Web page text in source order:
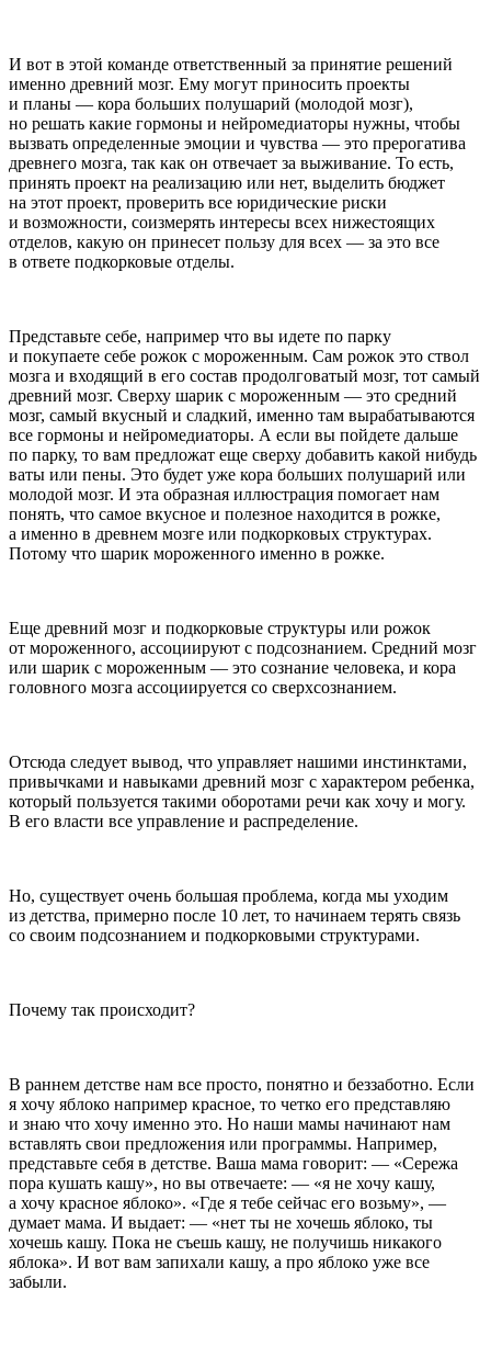
И вот в этой команде ответственный за принятие решений
именно древний мозг. Ему могут приносить проекты
и планы — кора больших полушарий (молодой мозг),
но решать какие гормоны и нейромедиаторы нужны, чтобы
вызвать определенные эмоции и чувства — это прерогатива
древнего мозга, так как он отвечает за выживание. То есть,
принять проект на реализацию или нет, выделить бюджет
на этот проект, проверить все юридические риски
и возможности, соизмерять интересы всех нижестоящих
отделов, какую он принесет пользу для всех — за это все
в ответе подкорковые отделы.
Представьте себе, например что вы идете по парку
и покупаете себе рожок с мороженным. Сам рожок это ствол
мозга и входящий в его состав продолговатый мозг, тот самый
древний мозг. Сверху шарик с мороженным — это средний
мозг, самый вкусный и сладкий, именно там вырабатываются
все гормоны и нейромедиаторы. А если вы пойдете дальше
по парку, то вам предложат еще сверху добавить какой нибудь
ваты или пены. Это будет уже кора больших полушарий или
молодой мозг. И эта образная иллюстрация помогает нам
понять, что самое вкусное и полезное находится в рожке,
а именно в древнем мозге или подкорковых структурах.
Потому что шарик мороженного именно в рожке.
Еще древний мозг и подкорковые структуры или рожок
от мороженного, ассоциируют с подсознанием. Средний мозг
или шарик с мороженным — это сознание человека, и кора
головного мозга ассоциируется со сверхсознанием.
Отсюда следует вывод, что управляет нашими инстинктами,
привычками и навыками древний мозг с характером ребенка,
который пользуется такими оборотами речи как хочу и могу.
В его власти все управление и распределение.
Но, существует очень большая проблема, когда мы уходим
из детства, примерно после 10 лет, то начинаем терять связь
со своим подсознанием и подкорковыми структурами.
Почему так происходит?
В раннем детстве нам все просто, понятно и беззаботно. Если
я хочу яблоко например красное, то четко его представляю
и знаю что хочу именно это. Но наши мамы начинают нам
вставлять свои предложения или программы. Например,
представьте себя в детстве. Ваша мама говорит: — «Сережа
пора кушать кашу», но вы отвечаете: — «я не хочу кашу,
а хочу красное яблоко». «Где я тебе сейчас его возьму», —
думает мама. И выдает: — «нет ты не хочешь яблоко, ты
хочешь кашу. Пока не съешь кашу, не получишь никакого
яблока». И вот вам запихали кашу, а про яблоко уже все
забыли.